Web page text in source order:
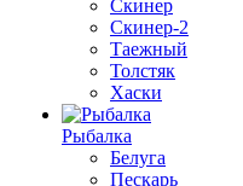
Скинер
Скинер-2
Таежный
Толстяк
Хаски
Рыбалка
Белуга
Пескарь